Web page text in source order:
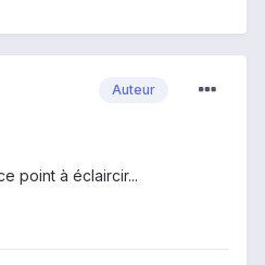
Auteur
point à éclaircir...